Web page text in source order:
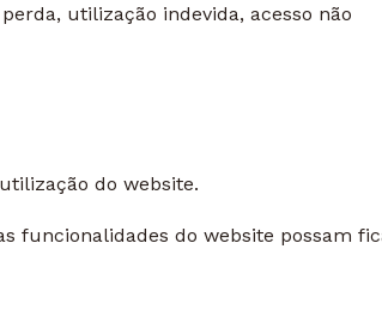
utilização indevida, acesso não
do website.
funcionalidades do website possam